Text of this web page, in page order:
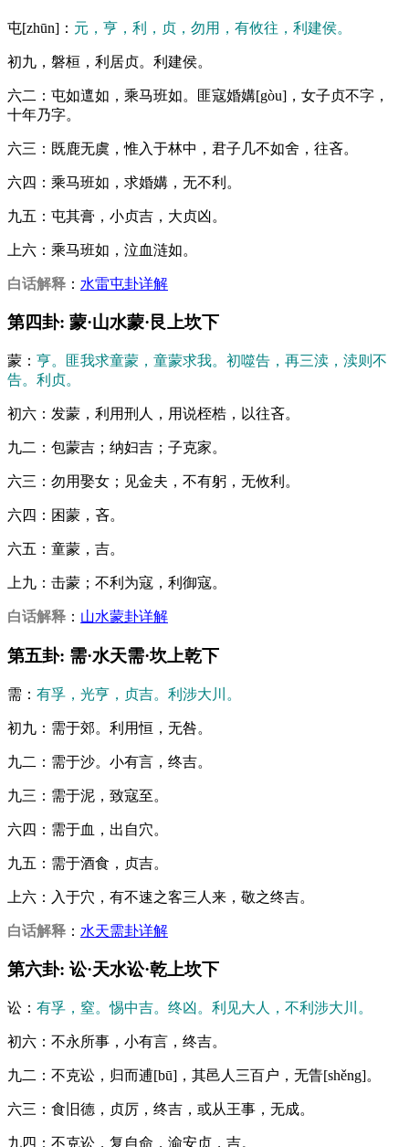
屯[zhūn]： 元，亨，利，贞，勿用，有攸往，利建侯。
初九，磐桓，利居贞。利建侯。
六二：屯如邅如，乘马班如。匪寇婚媾[gòu]，女子贞不字，
十年乃字。
六三：既鹿无虞，惟入于林中，君子几不如舍，往吝。
六四：乘马班如，求婚媾，无不利。
九五：屯其膏，小贞吉，大贞凶。
上六：乘马班如，泣血涟如。
白话解释 ： 水雷屯卦详解
第四卦: 蒙·山水蒙·艮上坎下
蒙： 亨。匪我求童蒙，童蒙求我。初噬告，再三渎，渎则不
告。利贞。
初六：发蒙，利用刑人，用说桎梏，以往吝。
九二：包蒙吉；纳妇吉；子克家。
六三：勿用娶女；见金夫，不有躬，无攸利。
六四：困蒙，吝。
六五：童蒙，吉。
上九：击蒙；不利为寇，利御寇。
白话解释 ： 山水蒙卦详解
第五卦: 需·水天需·坎上乾下
需： 有孚，光亨，贞吉。利涉大川。
初九：需于郊。利用恒，无咎。
九二：需于沙。小有言，终吉。
九三：需于泥，致寇至。
六四：需于血，出自穴。
九五：需于酒食，贞吉。
上六：入于穴，有不速之客三人来，敬之终吉。
白话解释 ： 水天需卦详解
第六卦: 讼·天水讼·乾上坎下
讼： 有孚，窒。惕中吉。终凶。利见大人，不利涉大川。
初六：不永所事，小有言，终吉。
九二：不克讼，归而逋[bū]，其邑人三百户，无眚[shěng]。
六三：食旧德，贞厉，终吉，或从王事，无成。
九四：不克讼，复自命，渝安贞，吉。